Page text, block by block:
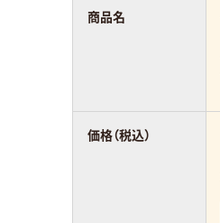
商品名
価格（税込）